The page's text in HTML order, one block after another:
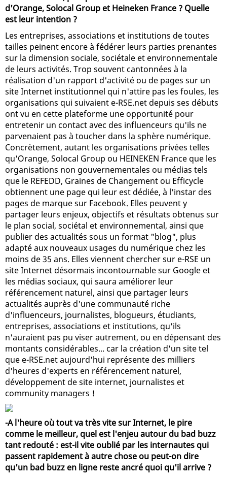
d'Orange, Solocal Group et Heineken France ? Quelle
est leur intention ?
Les entreprises, associations et institutions de toutes
tailles peinent encore à fédérer leurs parties prenantes
sur la dimension sociale, sociétale et environnementale
de leurs activités. Trop souvent cantonnées à la
réalisation d'un rapport d'activité ou de pages sur un
site Internet institutionnel qui n'attire pas les foules, les
organisations qui suivaient e-RSE.net depuis ses débuts
ont vu en cette plateforme une opportunité pour
entretenir un contact avec des influenceurs qu'ils ne
parvenaient pas à toucher dans la sphère numérique.
Concrètement, autant les organisations privées telles
qu'Orange, Solocal Group ou HEINEKEN France que les
organisations non gouvernementales ou médias tels
que le REFEDD, Graines de Changement ou Efficycle
obtiennent une page qui leur est dédiée, à l'instar des
pages de marque sur Facebook. Elles peuvent y
partager leurs enjeux, objectifs et résultats obtenus sur
le plan social, sociétal et environnemental, ainsi que
publier des actualités sous un format "blog", plus
adapté aux nouveaux usages du numérique chez les
moins de 35 ans. Elles viennent chercher sur e-RSE un
site Internet désormais incontournable sur Google et
les médias sociaux, qui saura améliorer leur
référencement naturel, ainsi que partager leurs
actualités auprès d'une communauté riche
d'influenceurs, journalistes, blogueurs, étudiants,
entreprises, associations et institutions, qu'ils
n'auraient pas pu viser autrement, ou en dépensant des
montants considérables... car la création d'un site tel
que e-RSE.net aujourd'hui représente des milliers
d'heures d'experts en référencement naturel,
développement de site internet, journalistes et
community managers !
-A l'heure où tout va très vite sur Internet, le pire
comme le meilleur, quel est l'enjeu autour du bad buzz
tant redouté : est-il vite oublié par les internautes qui
passent rapidement à autre chose ou peut-on dire
qu'un bad buzz en ligne reste ancré quoi qu'il arrive ?